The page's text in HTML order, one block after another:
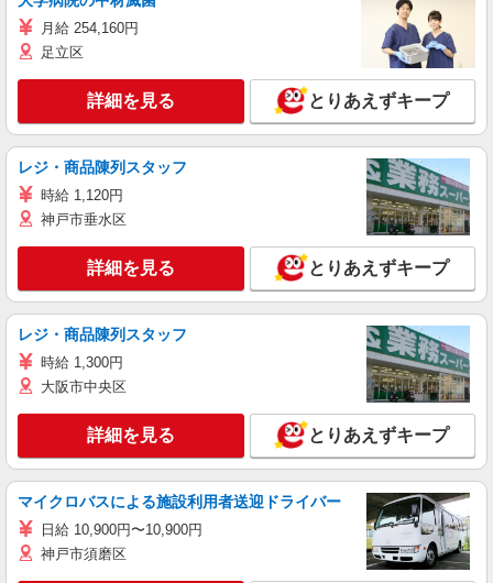
月給 254,160円
足立区
詳細を見る とりあえずキープ
レジ・商品陳列スタッフ
時給 1,120円
神戸市垂水区
詳細を見る とりあえずキープ
レジ・商品陳列スタッフ
時給 1,300円
大阪市中央区
詳細を見る とりあえずキープ
マイクロバスによる施設利用者送迎ドライバー
日給 10,900円〜10,900円
神戸市須磨区